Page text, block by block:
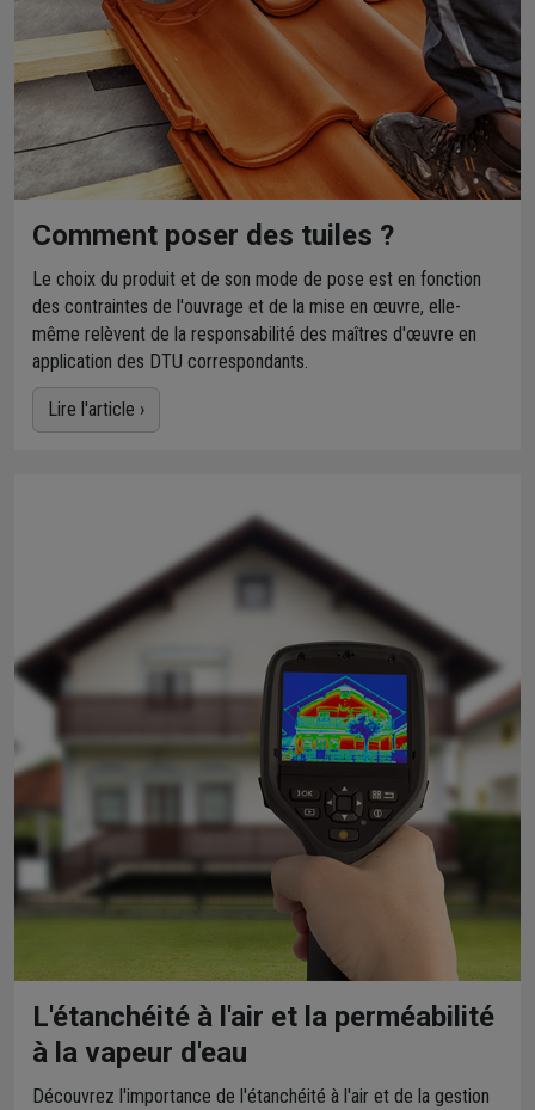
Comment poser des tuiles ?
Le choix du produit et de son mode de pose est en fonction
des contraintes de l'ouvrage et de la mise en œuvre, elle-
même relèvent de la responsabilité des maîtres d'œuvre en
application des DTU correspondants.
Lire l'article ›
L'étanchéité à l'air et la perméabilité
à la vapeur d'eau
Découvrez l'importance de l'étanchéité à l'air et de la gestion